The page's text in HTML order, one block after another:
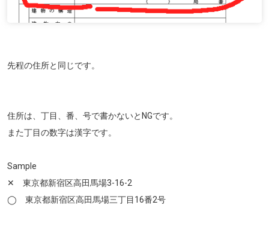
先程の住所と同じです。
住所は、丁目、番、号で書かないとNGです。
また丁目の数字は漢字です。
Sample
✕ 東京都新宿区高田馬場3-16-2
◯ 東京都新宿区高田馬場三丁目16番2号